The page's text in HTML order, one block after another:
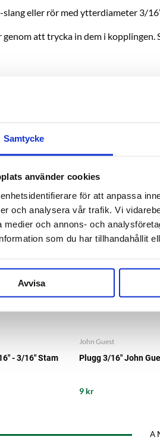
Samtycke
använder cookies
för att anpassa
och analysera vår trafik. Vi
medier och annons- och
som du har tillhandahållit
Avvisa
eller rör med ytterdiameter 3/
att trycka in dem i
- 3/16" Stam
John Guest
Plugg 3/16" John
9 kr